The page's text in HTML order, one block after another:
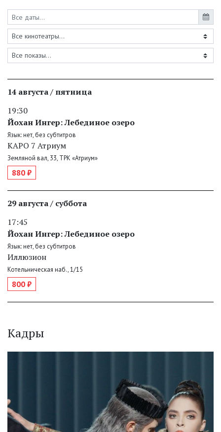
14 августа / пятница
19:30
Йохан Ингер: Лебединое озеро
Язык: нет, без субтитров
КАРО 7 Атриум
Земляной вал, 33, ТРК «Атриум»
880 ₽
29 августа / суббота
17:45
Йохан Ингер: Лебединое озеро
Язык: нет, без субтитров
Иллюзион
Котельническая наб., 1/15
800 ₽
Кадры